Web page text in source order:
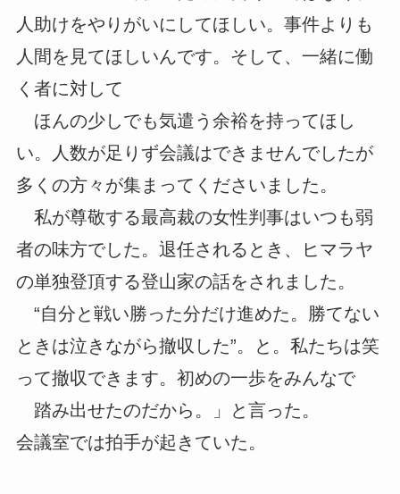
人助けをやりがいにしてほしい。事件よりも
人間を見てほしいんです。そして、一緒に働
く者に対して
ほんの少しでも気遣う余裕を持ってほし
い。人数が足りず会議はできませんでしたが
多くの方々が集まってくださいました。
私が尊敬する最高裁の女性判事はいつも弱
者の味方でした。退任されるとき、ヒマラヤ
の単独登頂する登山家の話をされました。
“自分と戦い勝った分だけ進めた。勝てない
ときは泣きながら撤収した”。と。私たちは笑
って撤収できます。初めの一歩をみんなで
踏み出せたのだから。」と言った。
会議室では拍手が起きていた。